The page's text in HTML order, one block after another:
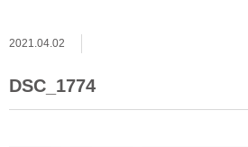
2021.04.02
DSC_1774